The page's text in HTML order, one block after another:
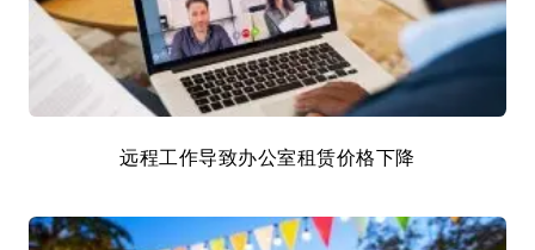
远程工作导致办公室租赁价格下降